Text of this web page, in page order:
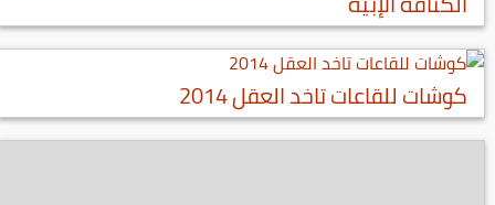
كوشات للقاعات تاخد العقل 2014